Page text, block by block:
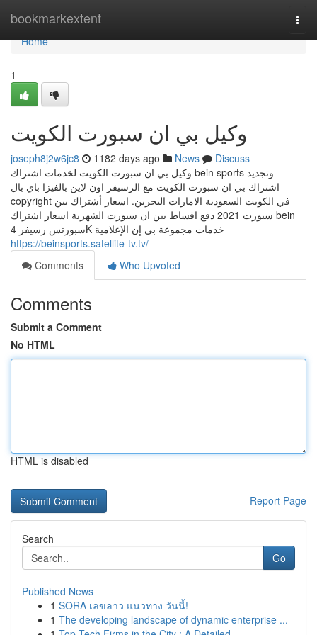
bookmarkextent
Home
Home
1
وكيل بي ان سبورت الكويت
joseph8j2w6jc8 1182 days ago News
Discuss
وكيل بي ان سبورت الكويت لخدمات اشتراك bein sports وتجديد
اشتراك بي ان سبورت الكويت مع الرسيفر اون لاين بالفيزا باي بال
copyright في الكويت السعودية الامارات البحرين. اسعار أشتراك بين
سبورت 2021 دفع اقساط بين ان سبورت الشهرية اسعار اشتراك bein
سبورتس رسيفر 4K خدمات مجموعة بي إن الإعلامية
https://beinsports.satellite-tv.tv/
Comments
Who Upvoted
Comments
Submit a Comment
No HTML
HTML is disabled
Report Page
Search
Go
Published News
1 SORA เลขลาว แนวทาง วันนี้!
1 The developing landscape of dynamic enterprise ...